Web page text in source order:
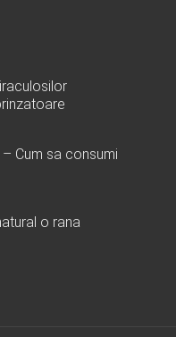
Cum sa consumi
o rana